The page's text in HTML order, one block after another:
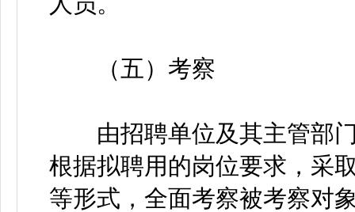
（五）考察
由招聘单位及其主管部门
根据拟聘用的岗位要求，采
等形式，全面考察被考察对